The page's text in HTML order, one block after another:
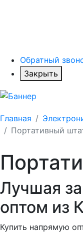
Обратный
Закрыть
Главная
Портативный
Лучшая
оптом из
Купить напрямую